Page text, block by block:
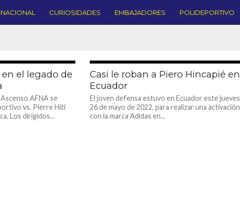
CURIOSIDADES EMBAJADORES POLIDEPORTIVO
el legado de
AFNA se
vs. Pierre Hiti
Los dirigidos...
Casi le roban a Piero Hincapié en
Ecuador
El joven defensa estuvo en Ecuador este jueves
26 de mayo de 2022, para realizar una activación
con la marca Adidas en...